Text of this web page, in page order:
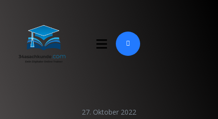
27. Oktober 2022